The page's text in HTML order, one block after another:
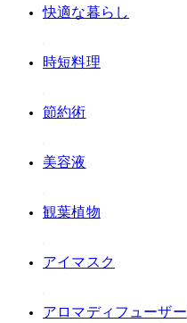
#快適な暮らし
#時短料理
#節約術
#美容液
#観葉植物
#アイマスク
#アロマディフューザー